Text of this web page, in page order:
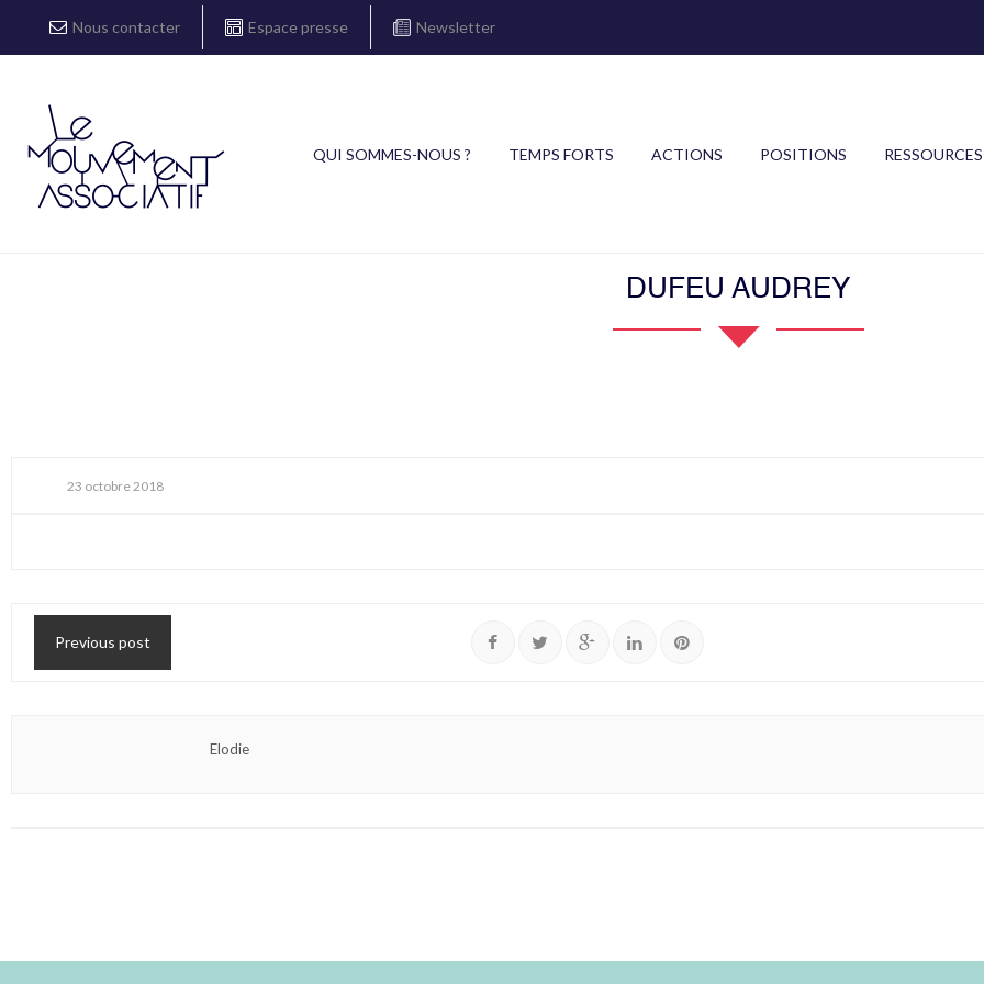
Nous contacter Espace presse Newsletter
QUI SOMMES-NOUS ? TEMPS FORTS ACTIONS POSITIONS RESSOURCES
DUFEU AUDREY
23 octobre 2018
Previous post
Elodie